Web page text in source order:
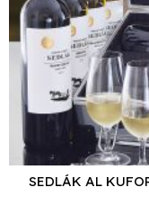
SEDLÁK AL